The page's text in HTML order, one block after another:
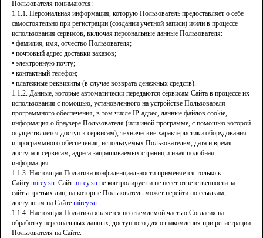
Пользователя понимаются:
1.1.1. Персональная информация, которую Пользователь предоставляет о себе
самостоятельно при регистрации (создании учетной записи) и/или в процессе
использования сервисов, включая персональные данные Пользователя:
• фамилия, имя, отчество Пользователя;
• почтовый адрес доставки заказов;
• электронную почту;
• контактный телефон;
• платежные реквизиты (в случае возврата денежных средств).
1.1.2. Данные, которые автоматически передаются сервисам Сайта в процессе их
использования с помощью, установленного на устройстве Пользователя
программного обеспечения, в том числе IP-адрес, данные файлов cookie,
информация о браузере Пользователя (или иной программе, с помощью которой
осуществляется доступ к сервисам), технические характеристики оборудования
и программного обеспечения, используемых Пользователем, дата и время
доступа к сервисам, адреса запрашиваемых страниц и иная подобная
информация.
1.1.3. Настоящая Политика конфиденциальности применяется только к
Сайту mirey.su. Сайт mirey.su не контролирует и не несет ответственности за
сайты третьих лиц, на которые Пользователь может перейти по ссылкам,
доступным на Сайте mirey.su.
1.1.4. Настоящая Политика является неотъемлемой частью Согласия на
обработку персональных данных, доступного для ознакомления при регистрации
Пользователя на Сайте.